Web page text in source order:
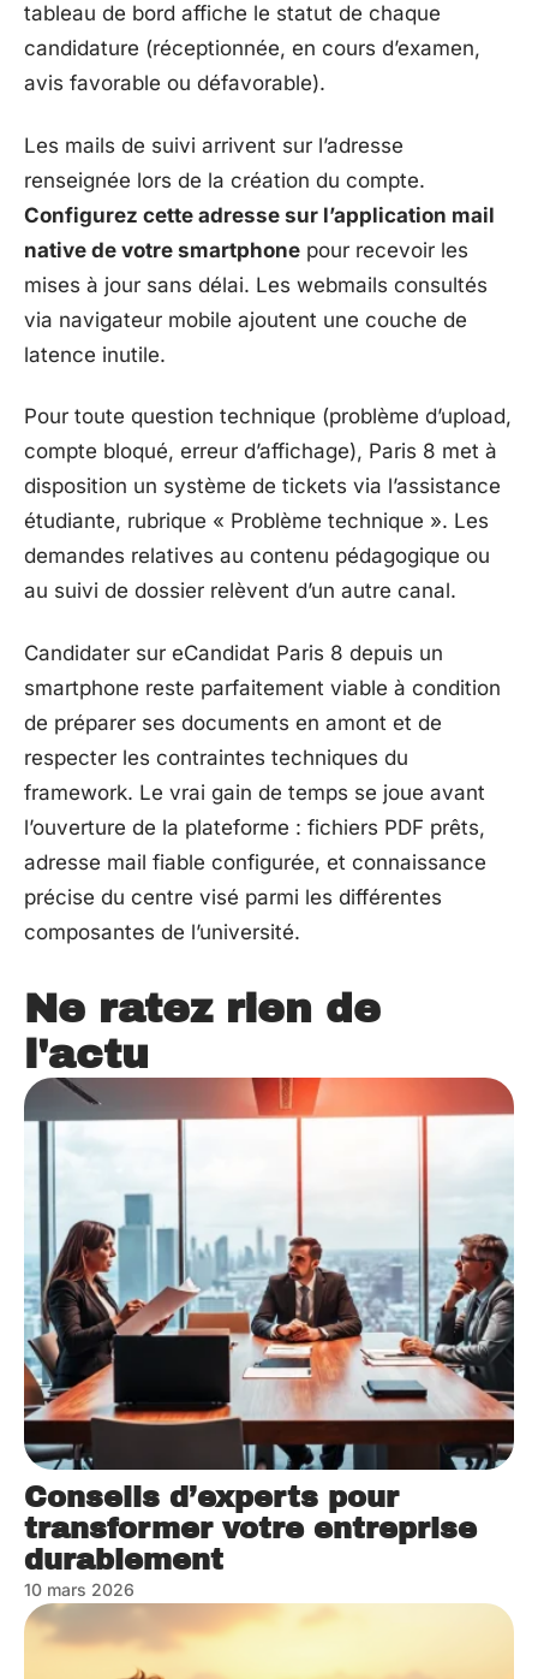
tableau de bord affiche le statut de chaque
candidature (réceptionnée, en cours d’examen,
avis favorable ou défavorable).
Les mails de suivi arrivent sur l’adresse
renseignée lors de la création du compte.
Configurez cette adresse sur l’application mail
native de votre smartphone pour recevoir les
mises à jour sans délai. Les webmails consultés
via navigateur mobile ajoutent une couche de
latence inutile.
Pour toute question technique (problème d’upload,
compte bloqué, erreur d’affichage), Paris 8 met à
disposition un système de tickets via l’assistance
étudiante, rubrique « Problème technique ». Les
demandes relatives au contenu pédagogique ou
au suivi de dossier relèvent d’un autre canal.
Candidater sur eCandidat Paris 8 depuis un
smartphone reste parfaitement viable à condition
de préparer ses documents en amont et de
respecter les contraintes techniques du
framework. Le vrai gain de temps se joue avant
l’ouverture de la plateforme : fichiers PDF prêts,
adresse mail fiable configurée, et connaissance
précise du centre visé parmi les différentes
composantes de l’université.
Ne ratez rien de
l'actu
Conseils d’experts pour
transformer votre entreprise
durablement
10 mars 2026